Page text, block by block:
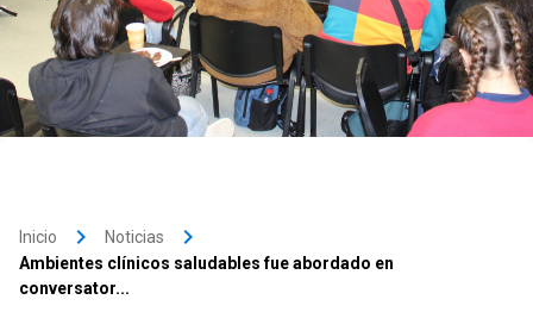
Inicio keyboard_arrow_right Noticias keyboard_arrow_right
Ambientes clínicos saludables fue abordado en
conversator...